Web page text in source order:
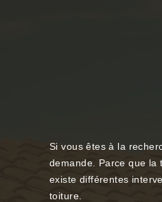
Si vous êtes à la
demande. Parce que la
existe différentes
toiture.